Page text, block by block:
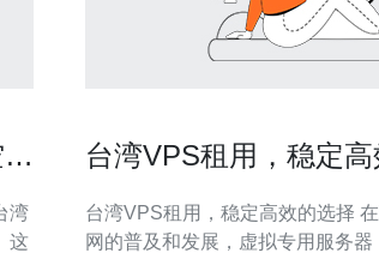
这
台湾VPS租用，稳定
台湾VPS租用，稳定高效的选择 在现代社会中，随着互联
网的普及和发展，虚拟专用服务